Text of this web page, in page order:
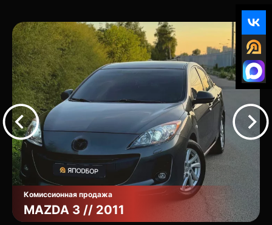
Комиссионная продажа
MAZDA 3 // 2011